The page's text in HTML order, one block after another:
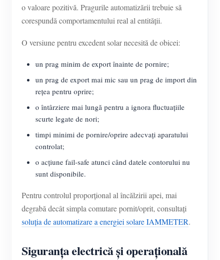
o valoare pozitivă. Pragurile automatizării trebuie să
corespundă comportamentului real al entității.
O versiune pentru excedent solar necesită de obicei:
un prag minim de export înainte de pornire;
un prag de export mai mic sau un prag de import din
rețea pentru oprire;
o întârziere mai lungă pentru a ignora fluctuațiile
scurte legate de nori;
timpi minimi de pornire/oprire adecvați aparatului
controlat;
o acțiune fail-safe atunci când datele contorului nu
sunt disponibile.
Pentru controlul proporțional al încălzirii apei, mai
degrabă decât simpla comutare pornit/oprit, consultați
soluția de automatizare a energiei solare IAMMETER.
Siguranța electrică și operațională